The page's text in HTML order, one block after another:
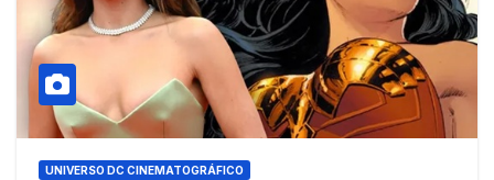
UNIVERSO DC CINEMATOGRÁFICO